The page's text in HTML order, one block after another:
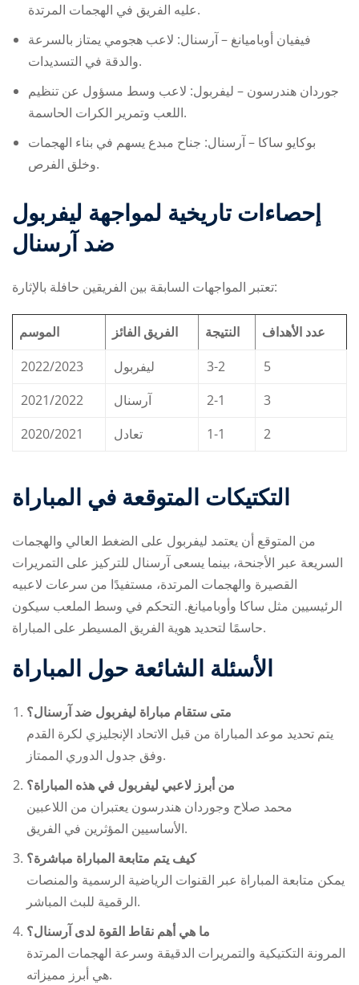
عليه الفريق في الهجمات المرتدة.
فيفيان أوباميانغ – آرسنال: لاعب هجومي يمتاز بالسرعة
والدقة في التسديدات.
جوردان هندرسون – ليفربول: لاعب وسط مسؤول عن تنظيم
اللعب وتمرير الكرات الحاسمة.
بوكايو ساكا – آرسنال: جناح مبدع يسهم في بناء الهجمات
وخلق الفرص.
إحصاءات تاريخية لمواجهة ليفربول
ضد آرسنال
تعتبر المواجهات السابقة بين الفريقين حافلة بالإثارة:
الموسم الفريق الفائز النتيجة
عدد الأهداف
2022/2023
ليفربول 3-2
5
2021/2022
آرسنال 2-1
3
2020/2021
تعادل 1-1 2
التكتيكات المتوقعة في المباراة
من المتوقع أن يعتمد ليفربول على الضغط العالي والهجمات
السريعة عبر الأجنحة، بينما يسعى آرسنال للتركيز على التمريرات
القصيرة والهجمات المرتدة، مستفيدًا من سرعات لاعبيه
الرئيسيين مثل ساكا وأوباميانغ. التحكم في وسط الملعب سيكون
حاسمًا لتحديد هوية الفريق المسيطر على المباراة.
الأسئلة الشائعة حول المباراة
متى ستقام مباراة ليفربول ضد آرسنال؟
يتم تحديد موعد المباراة من قبل الاتحاد الإنجليزي لكرة القدم
وفق جدول الدوري الممتاز.
من أبرز لاعبي ليفربول في هذه المباراة؟
محمد صلاح وجوردان هندرسون يعتبران من اللاعبين
الأساسيين المؤثرين في الفريق.
كيف يتم متابعة المباراة مباشرة؟
يمكن متابعة المباراة عبر القنوات الرياضية الرسمية والمنصات
الرقمية للبث المباشر.
ما هي أهم نقاط القوة لدى آرسنال؟
المرونة التكتيكية والتمريرات الدقيقة وسرعة الهجمات المرتدة
هي أبرز مميزاته.